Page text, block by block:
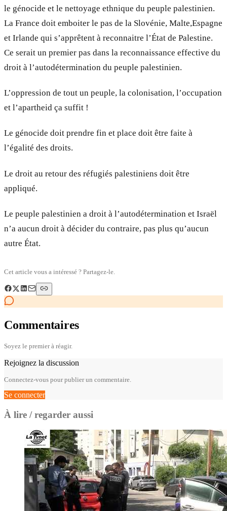
le génocide et le nettoyage ethnique du peuple palestinien.
La France doit emboiter le pas de la Slovénie, Malte,Espagne
et Irlande qui s’apprêtent à reconnaitre l’État de Palestine.
Ce serait un premier pas dans la reconnaissance effective du
droit à l’autodétermination du peuple palestinien.
L’oppression de tout un peuple, la colonisation, l’occupation
et l’apartheid ça suffit !
Le génocide doit prendre fin et place doit être faite à
l’égalité des droits.
Le droit au retour des réfugiés palestiniens doit être
appliqué.
Le peuple palestinien a droit à l’autodétermination et Israël
n’a aucun droit à décider du contraire, pas plus qu’aucun
autre État.
Cet article vous a intéressé ? Partagez-le.
Commentaires
Soyez le premier à réagir.
Rejoignez la discussion
Connectez-vous pour publier un commentaire.
Se connecter
À lire / regarder aussi